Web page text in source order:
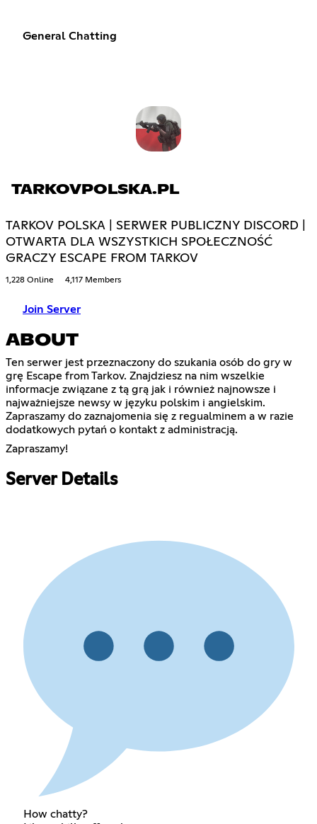
General Chatting
TARKOVPOLSKA.PL
TARKOV POLSKA | SERWER PUBLICZNY DISCORD |
OTWARTA DLA WSZYSTKICH SPOŁECZNOŚĆ
GRACZY ESCAPE FROM TARKOV
1,228 Online 4,117 Members
Join Server
ABOUT
Ten serwer jest przeznaczony do szukania osób do gry w
grę Escape from Tarkov. Znajdziesz na nim wszelkie
informacje związane z tą grą jak i również najnowsze i
najważniejsze newsy w języku polskim i angielskim.
Zapraszamy do zaznajomenia się z regualminem a w razie
dodatkowych pytań o kontakt z administracją.
Zapraszamy!
Server Details
How chatty?